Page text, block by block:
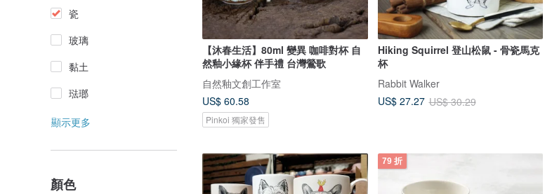
瓷
玻璃
黏土
琺瑯
顯示更多
顏色
【沐春生活】80ml 變異 咖啡對杯 自
然釉小緣杯 伴手禮 台灣鶯歌
自然釉文創工作室
US$ 60.58
Pinkoi 獨家發售
Hiking Squirrel 登山松鼠 - 骨瓷馬克
杯
Rabbit Walker
US$ 27.27 US$ 30.29
79 折